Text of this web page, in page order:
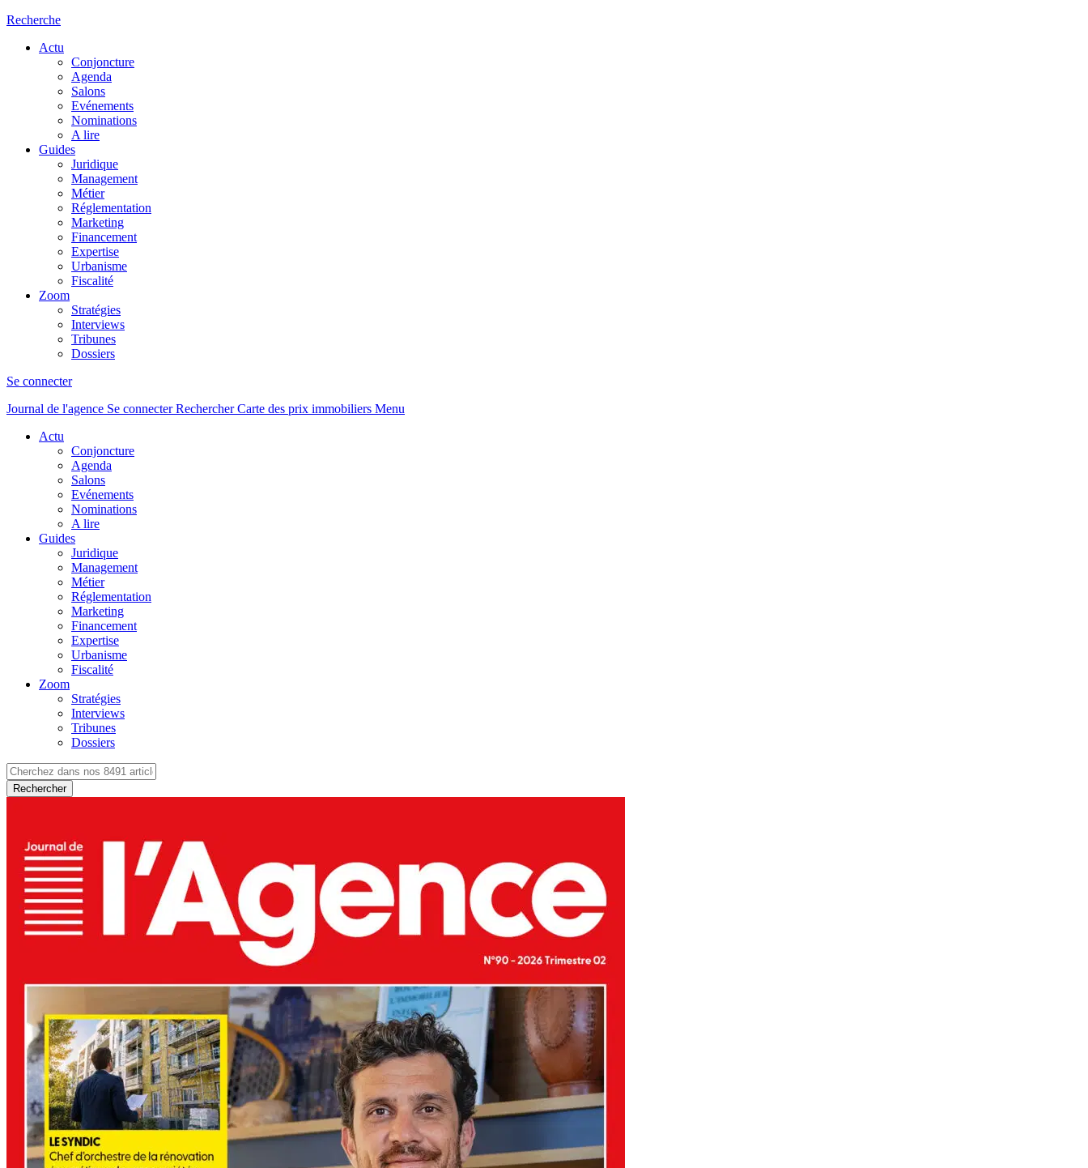
Recherche
Actu
Conjoncture
Agenda
Salons
Evénements
Nominations
A lire
Guides
Juridique
Management
Métier
Réglementation
Marketing
Financement
Expertise
Urbanisme
Fiscalité
Zoom
Stratégies
Interviews
Tribunes
Dossiers
Se connecter
Journal de l'agence Se connecterRechercher Carte des prix immobiliers Menu
Actu
Conjoncture
Agenda
Salons
Evénements
Nominations
A lire
Guides
Juridique
Management
Métier
Réglementation
Marketing
Financement
Expertise
Urbanisme
Fiscalité
Zoom
Stratégies
Interviews
Tribunes
Dossiers
Rechercher